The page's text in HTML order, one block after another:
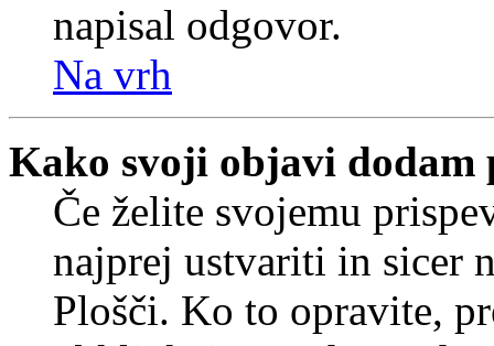
napisal odgovor.
Na vrh
Kako svoji objavi dodam
Če želite svojemu
najprej ustvariti in sicer
Plošči. Ko to opravite,